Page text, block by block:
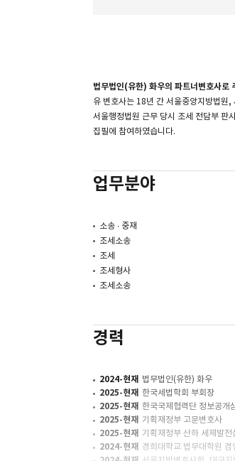
법무법인(유한) 화우의 파트너변호사로
유 변호사는 18년 간 서울중앙지방법원
서울행정법원 근무 당시 조세 전담부 판
집필에 참여하였습니다.
업무분야
소송 ∙ 중재
조세소송
조세
조세형사
조세소송
경력
2024-현재 법무법인(유한) 화우
2025-현재 한국세법학회 부회장
2025-현재 한국국제협력단 정보공개
2025-현재 기획재정부 고문변호사
2025-현재 기획재정부 산하 세제발
2024-현재 경희대학교 법무대학원 겸